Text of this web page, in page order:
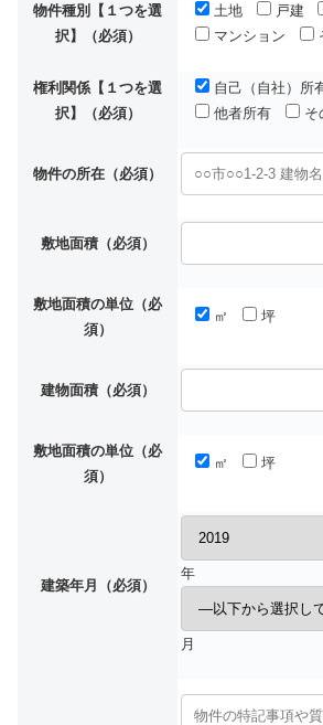
物件種別【１つを選
択】（必須）
土地 戸建
マンション
権利関係【１つを選
択】（必須）
自己（自社）所
他者所有
そ
物件の所在（必須）
敷地面積（必須）
敷地面積の単位（必
須）
㎡ 坪
建物面積（必須）
敷地面積の単位（必
須）
㎡ 坪
建築年月（必須）
年
月